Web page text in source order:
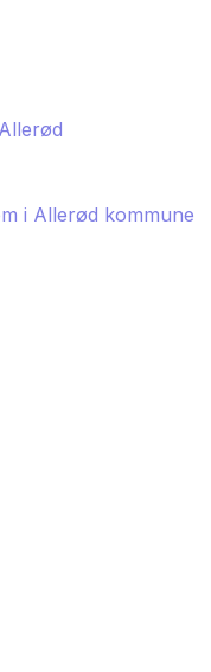
Allerød
i Allerød kommune